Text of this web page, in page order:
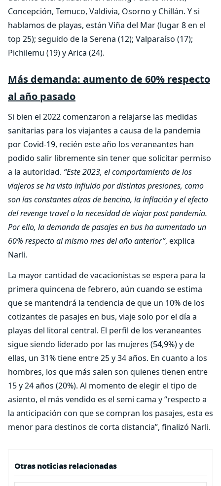
Concepción, Temuco, Valdivia, Osorno y Chillán. Y si
hablamos de playas, están Viña del Mar (lugar 8 en el
top 25); seguido de la Serena (12); Valparaíso (17);
Pichilemu (19) y Arica (24).
Más demanda: aumento de 60% respecto
al año pasado
Si bien el 2022 comenzaron a relajarse las medidas
sanitarias para los viajantes a causa de la pandemia
por Covid-19, recién este año los veraneantes han
podido salir libremente sin tener que solicitar permiso
a la autoridad. “Este 2023, el comportamiento de los
viajeros se ha visto influido por distintas presiones, como
son las constantes alzas de bencina, la inflación y el efecto
del revenge travel o la necesidad de viajar post pandemia.
Por ello, la demanda de pasajes en bus ha aumentado un
60% respecto al mismo mes del año anterior”, explica
Narli.
La mayor cantidad de vacacionistas se espera para la
primera quincena de febrero, aún cuando se estima
que se mantendrá la tendencia de que un 10% de los
cotizantes de pasajes en bus, viaje solo por el día a
playas del litoral central. El perfil de los veraneantes
sigue siendo liderado por las mujeres (54,9%) y de
ellas, un 31% tiene entre 25 y 34 años. En cuanto a los
hombres, los que más salen son quienes tienen entre
15 y 24 años (20%). Al momento de elegir el tipo de
asiento, el más vendido es el semi cama y “respecto a
la anticipación con que se compran los pasajes, esta es
menor para destinos de corta distancia”, finalizó Narli.
Otras noticias relacionadas